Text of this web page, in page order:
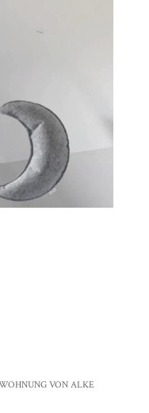
VON ALKE